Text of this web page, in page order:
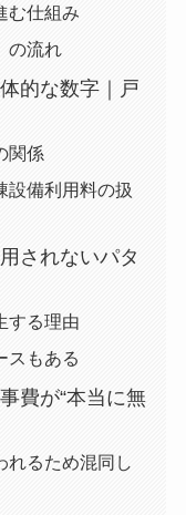
む仕組み
の流れ
的な数字｜戸
関係
設備利用料の扱
されないパタ
する理由
スもある
費が“本当に無
れるため混同し